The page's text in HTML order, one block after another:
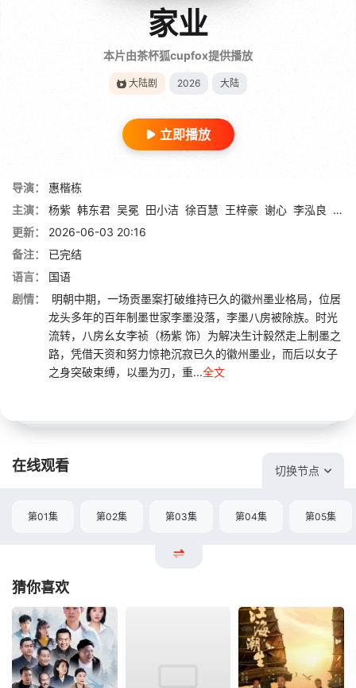
家业
本片由茶杯狐cupfox提供播放
大陆剧 2026 大陆
立即播放
导演：
惠楷栋
主演：
杨紫 韩东君 吴冕 田小洁 徐百慧 王梓豪 谢心 李泓良 杨斯
更新：
2026-06-03 20:16
备注：
已完结
语言：
国语
剧情：
明朝中期，一场贡墨案打破维持已久的徽州墨业格局，位居
龙头多年的百年制墨世家李墨没落，李墨八房被除族。时光
流转，八房幺女李祯（杨紫 饰）为解决生计毅然走上制墨之
路，凭借天资和努力惊艳沉寂已久的徽州墨业，而后以女子
之身突破束缚，以墨为刃，重...全文
在线观看 切换节点
第01集 第02集 第03集 第04集 第05集
猜你喜欢